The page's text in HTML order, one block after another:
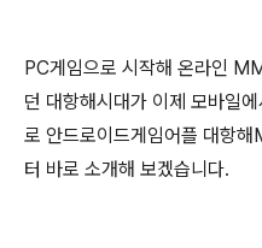
PC게임으로 시작해 온라인
던 대항해시대가 이제 모바일
로 안드로이드게임어플 대항
터 바로 소개해 보겠습니다.